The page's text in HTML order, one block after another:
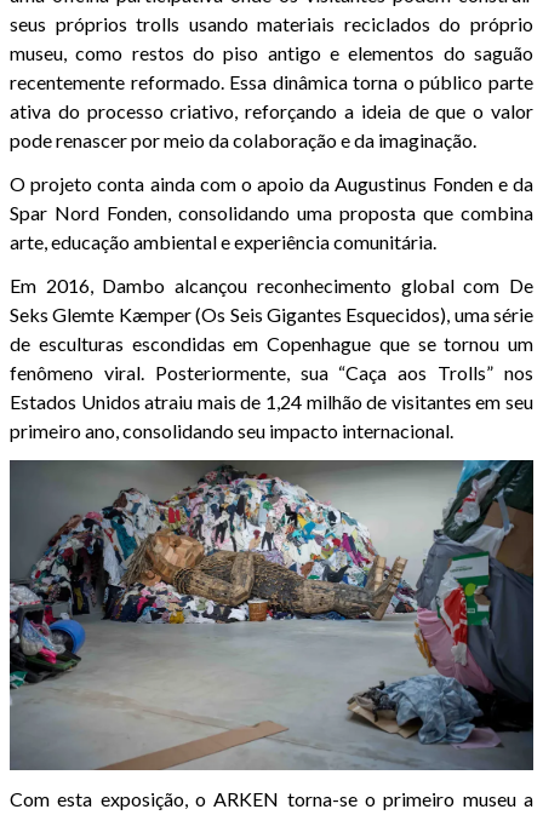
seus próprios trolls usando materiais reciclados do próprio
museu, como restos do piso antigo e elementos do saguão
recentemente reformado. Essa dinâmica torna o público parte
ativa do processo criativo, reforçando a ideia de que o valor
pode renascer por meio da colaboração e da imaginação.
O projeto conta ainda com o apoio da Augustinus Fonden e da
Spar Nord Fonden, consolidando uma proposta que combina
arte, educação ambiental e experiência comunitária.
Em 2016, Dambo alcançou reconhecimento global com De
Seks Glemte Kæmper (Os Seis Gigantes Esquecidos), uma série
de esculturas escondidas em Copenhague que se tornou um
fenômeno viral. Posteriormente, sua “Caça aos Trolls” nos
Estados Unidos atraiu mais de 1,24 milhão de visitantes em seu
primeiro ano, consolidando seu impacto internacional.
Com esta exposição, o ARKEN torna-se o primeiro museu a